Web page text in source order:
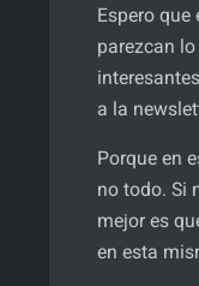
Espero
parezcan
a la
Porque en
no todo. Si
mejor es
en esta